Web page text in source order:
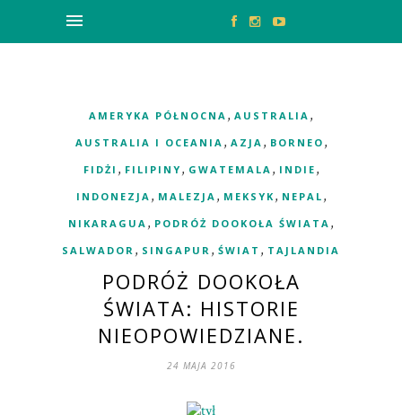
AMERYKA PÓŁNOCNA , AUSTRALIA ,
AUSTRALIA I OCEANIA , AZJA , BORNEO ,
FIDŻI , FILIPINY , GWATEMALA , INDIE ,
INDONEZJA , MALEZJA , MEKSYK , NEPAL ,
NIKARAGUA , PODRÓŻ DOOKOŁA ŚWIATA ,
SALWADOR , SINGAPUR , ŚWIAT , TAJLANDIA
PODRÓŻ DOOKOŁA
ŚWIATA: HISTORIE
NIEOPOWIEDZIANE.
24 MAJA 2016